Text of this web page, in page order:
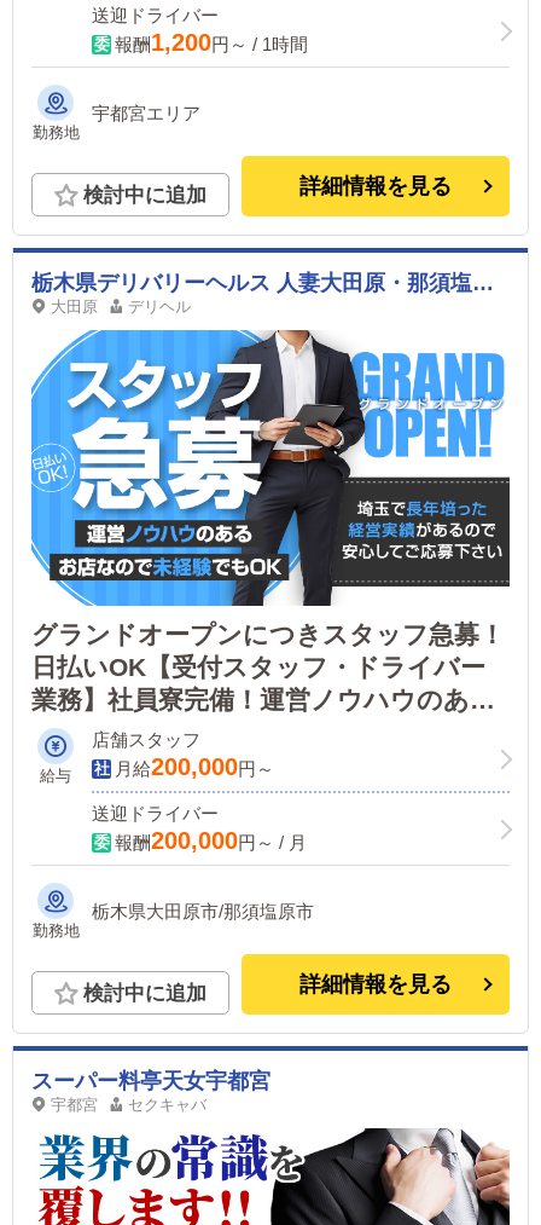
送迎ドライバー
報酬1,200円～ / 1時間
勤務地
宇都宮エリア
検討中に追加 詳細情報を見る
栃木県デリバリーヘルス 人妻大田原・那須塩原デリヘルクラブ
大田原 デリヘル
グランドオープンにつきスタッフ急募！
日払いOK【受付スタッフ・ドライバー
業務】社員寮完備！運営ノウハウのある
お店なので未経験でも大丈夫！アットホ
ームな職場です！
給与
店舗スタッフ
月給200,000円～
送迎ドライバー
報酬200,000円～ / 月
勤務地
栃木県大田原市/那須塩原市
検討中に追加 詳細情報を見る
スーパー料亭天女宇都宮
宇都宮 セクキャバ